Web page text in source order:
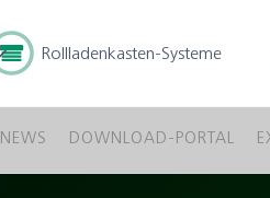
Rollladenkasten-Systeme
NEWS DOWNLOAD-PORTAL